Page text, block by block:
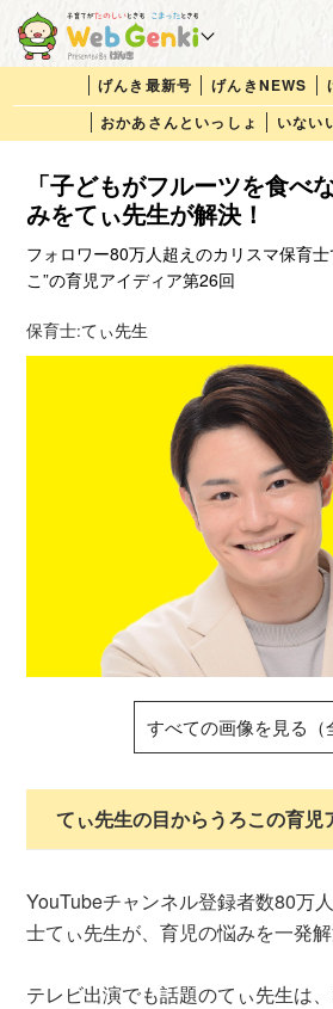
げんき最新号 げんきNEWS
おかあさんといっしょ
いない
「子どもがフルーツを食べ
みをてぃ先生が解決！
フォロワー80万人超えのカリスマ保育
こ”の育児アイディア第26回
保育士:てぃ先生
すべての画像を見る（
てぃ先生の目からうろこの育児
YouTubeチャンネル登録者数80万
士てぃ先生が、育児の悩みを一発解
テレビ出演でも話題のてぃ先生は